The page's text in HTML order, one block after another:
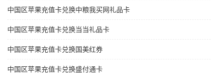
中国区苹果充值卡兑换中粮我买网礼品卡
中国区苹果充值卡兑换当当礼品卡
中国区苹果充值卡兑换国美红券
中国区苹果充值卡兑换盛付通卡